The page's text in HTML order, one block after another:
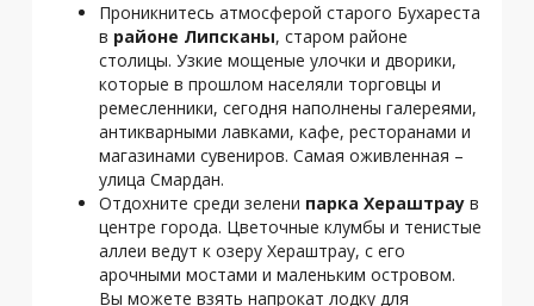
Проникнитесь атмосферой старого Бухареста
в районе Липсканы, старом районе
столицы. Узкие мощеные улочки и дворики,
которые в прошлом населяли торговцы и
ремесленники, сегодня наполнены галереями,
антикварными лавками, кафе, ресторанами и
магазинами сувениров. Самая оживленная –
улица Смардан.
Отдохните среди зелени парка Хераштраув
центре города. Цветочные клумбы и тенистые
аллеи ведут к озеру Хераштрау, с его
арочными мостами и маленьким островом.
Вы можете взять напрокат лодку для